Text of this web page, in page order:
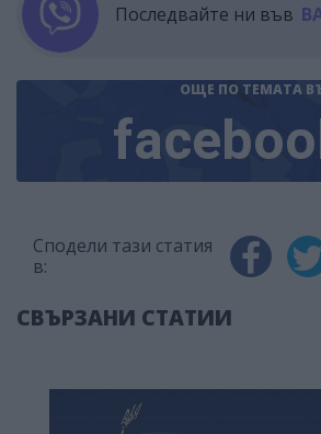
Последвайте ни във
ОЩЕ ПО ТЕМАТА
Сподели тази статия
в:
СВЪРЗАНИ СТАТИИ